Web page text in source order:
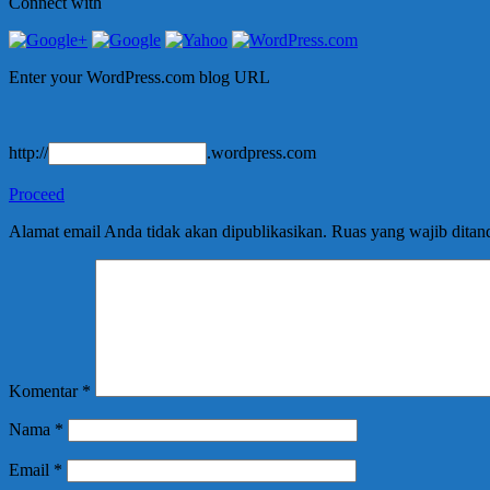
Enter your WordPress.com blog URL
http:// .wordpress.com
Proceed
Alamat email Anda tidak akan dipublikasikan. Ruas yang wajib
Komentar *
Nama *
Email *